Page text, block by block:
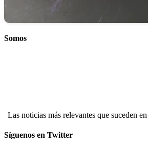
Somos
Las noticias más relevantes que suceden
Síguenos en Twitter